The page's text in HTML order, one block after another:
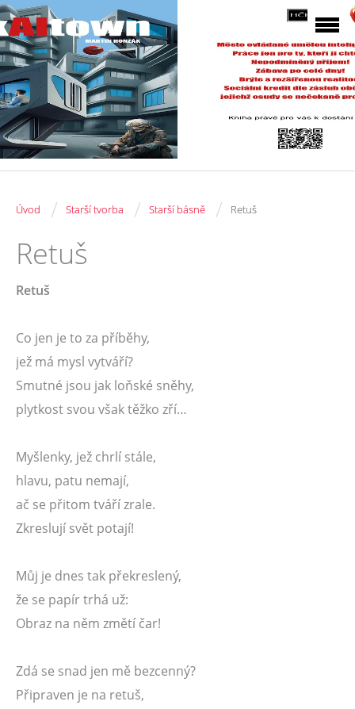
Úvod / Starší tvorba / Starší básně / Retuš
Retuš
Retuš
Co jen je to za příběhy,
jež má mysl vytváří?
Smutné jsou jak loňské sněhy,
plytkost svou však těžko zří…
Myšlenky, jež chrlí stále,
hlavu, patu nemají,
ač se přitom tváří zrale.
Zkreslují svět potají!
Můj je dnes tak překreslený,
že se papír trhá už:
Obraz na něm změtí čar!
Zdá se snad jen mě bezcenný?
Připraven je na retuš,